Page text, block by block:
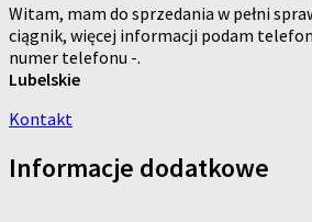
Witam, mam do sprzedania w pełni
ciągnik, więcej informacji podam
numer telefonu -.
Lubelskie
Kontakt
Informacje dodatkowe